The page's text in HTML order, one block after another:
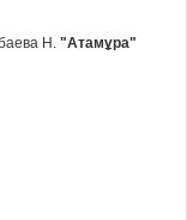
Н. "Атамұра"